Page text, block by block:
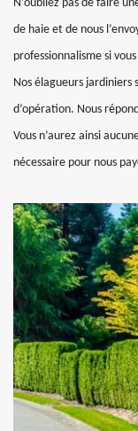
N’oubliez pas de faire
de haie et de nous
professionnalisme si
Nos élagueurs jardiniers
d’opération. Nous
Vous n’aurez ainsi
nécessaire pour nous